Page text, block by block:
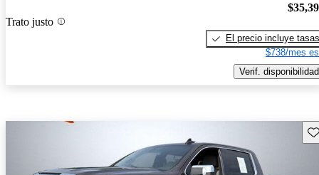
Trato justo
El precio incluye tasas
$738/mes
Verif. disponibilidad